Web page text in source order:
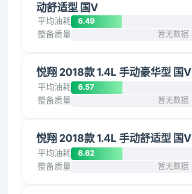
动舒适型 国V
平均油耗 6.49
整备质量 暂无数据
悦翔 2018款 1.4L 手动豪华型 国V
平均油耗 6.57
整备质量 暂无数据
悦翔 2018款 1.4L 手动舒适型 国V
平均油耗 6.62
整备质量 暂无数据